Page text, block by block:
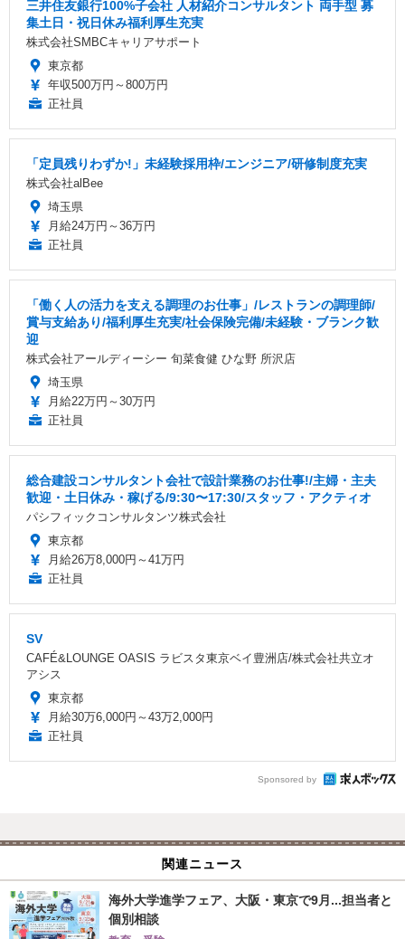
三井住友銀行100%子会社 人材紹介コンサルタント 両手型 募
集土日・祝日休み福利厚生充実
株式会社SMBCキャリアサポート
東京都
年収500万円～800万円
正社員
「定員残りわずか!」未経験採用枠/エンジニア/研修制度充実
株式会社alBee
埼玉県
月給24万円～36万円
正社員
「働く人の活力を支える調理のお仕事」/レストランの調理師/
賞与支給あり/福利厚生充実/社会保険完備/未経験・ブランク歓
迎
株式会社アールディーシー 旬菜食健 ひな野 所沢店
埼玉県
月給22万円～30万円
正社員
総合建設コンサルタント会社で設計業務のお仕事!/主婦・主夫
歓迎・土日休み・稼げる/9:30〜17:30/スタッフ・アクティオ
パシフィックコンサルタンツ株式会社
東京都
月給26万8,000円～41万円
正社員
SV
CAFÉ&LOUNGE OASIS ラビスタ東京ベイ豊洲店/株式会社共立オ
アシス
東京都
月給30万6,000円～43万2,000円
正社員
Sponsored by
関連ニュース
海外大学進学フェア、大阪・東京で9月...担当者と
個別相談